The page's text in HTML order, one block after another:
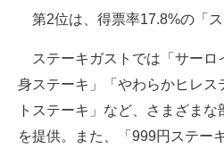
第2位は、得票率17.8%の「ス
ステーキガストでは「サーロ
身ステーキ」「やわらかヒレス
トステーキ」など、さまざま
を提供。また、「999円ステー